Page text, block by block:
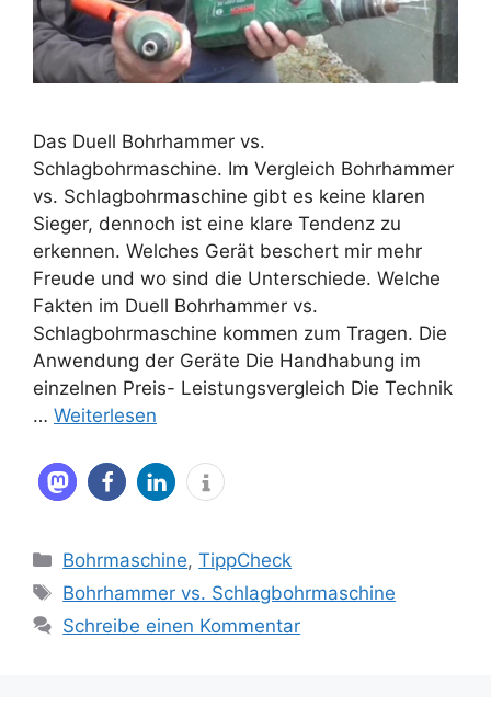
Das Duell Bohrhammer vs.
Schlagbohrmaschine. Im Vergleich Bohrhammer
vs. Schlagbohrmaschine gibt es keine klaren
Sieger, dennoch ist eine klare Tendenz zu
erkennen. Welches Gerät beschert mir mehr
Freude und wo sind die Unterschiede. Welche
Fakten im Duell Bohrhammer vs.
Schlagbohrmaschine kommen zum Tragen. Die
Anwendung der Geräte Die Handhabung im
einzelnen Preis- Leistungsvergleich Die Technik
… Weiterlesen
Kategorien
Bohrmaschine,TippCheck
Schlagwörter
Bohrhammer vs. Schlagbohrmaschine
Schreibe einen Kommentar